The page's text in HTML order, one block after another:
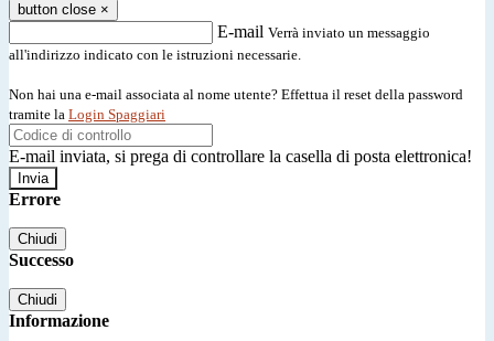
button close ×
E-mail Verrà inviato un messaggio
all'indirizzo indicato con le istruzioni necessarie.
Non hai una e-mail associata al nome utente? Effettua il reset della password
tramite la Login Spaggiari
E-mail inviata, si prega di controllare la casella di posta elettronica!
Errore
Chiudi
Successo
Chiudi
Informazione